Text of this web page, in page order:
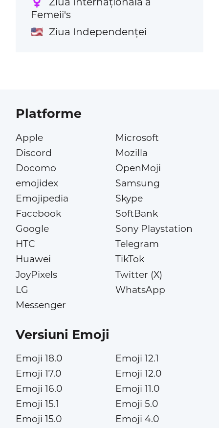
Femeii's
🇺🇸 Ziua Independenței
Platforme
Apple
Discord
Docomo
emojidex
Emojipedia
Facebook
Google
HTC
Huawei
JoyPixels
LG
Messenger
Microsoft
Mozilla
OpenMoji
Samsung
Skype
SoftBank
Sony Playstation
Telegram
TikTok
Twitter (X)
WhatsApp
Versiuni Emoji
Emoji 18.0
Emoji 17.0
Emoji 16.0
Emoji 15.1
Emoji 15.0
Emoji 12.1
Emoji 12.0
Emoji 11.0
Emoji 5.0
Emoji 4.0